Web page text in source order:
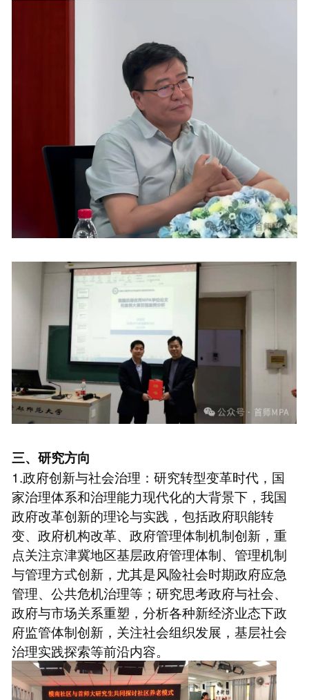
三、研究方向
1.政府创新与社会治理：研究转型变革时代，国
家治理体系和治理能力现代化的大背景下，我国
政府改革创新的理论与实践，包括政府职能转
变、政府机构改革、政府管理体制机制创新，重
点关注京津冀地区基层政府管理体制、管理机制
与管理方式创新，尤其是风险社会时期政府应急
管理、公共危机治理等；研究思考政府与社会、
政府与市场关系重塑，分析各种新经济业态下政
府监管体制创新，关注社会组织发展，基层社会
治理实践探索等前沿内容。